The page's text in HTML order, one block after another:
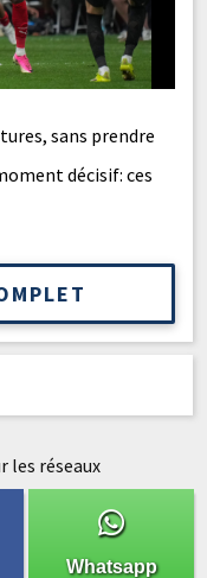
sans prendre
décisif: ces
les réseaux
Whatsapp